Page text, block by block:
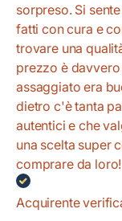
sorpreso. Si
fatti con cura e
trovare una
prezzo è
assaggiato era
dietro c'è tanta
autentici e che
una scelta super
comprare da loro!
Acquirente